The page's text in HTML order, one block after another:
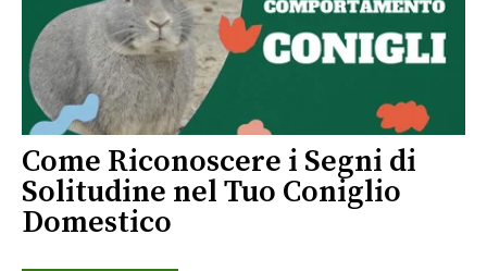
Come Riconoscere i Segni di
Solitudine nel Tuo Coniglio
Domestico